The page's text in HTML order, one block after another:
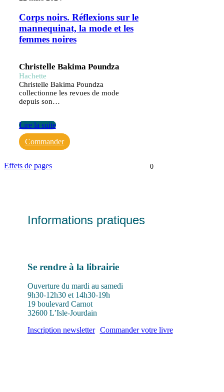
Corps noirs. Réflexions sur le
mannequinat, la mode et les
femmes noires
Christelle Bakima Poundza
Hachette
Christelle Bakima Poundza
collectionne les revues de mode
depuis son…
Lire la suite
Commander
Effets de pages 0
Informations pratiques
Se rendre à la librairie
Ouverture du mardi au samedi
9h30-12h30 et 14h30-19h
19 boulevard Carnot
32600 L’Isle-Jourdain
Inscription newsletter
Commander votre livre